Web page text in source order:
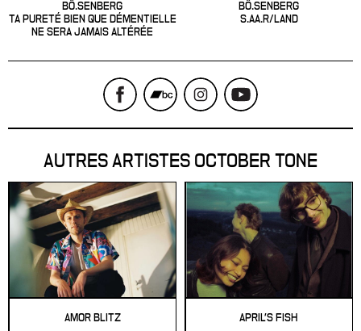
BÖ.SENBERG
TA PURETÉ BIEN QUE DÉMENTIELLE
NE SERA JAMAIS ALTÉRÉE
BÖ.SENBERG
S.AA.R/LAND
AUTRES ARTISTES OCTOBER TONE
AMOR BLITZ APRIL'S FISH